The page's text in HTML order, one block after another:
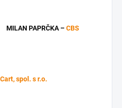
MILAN PAPRČKA –CBS
spol. s r.o.